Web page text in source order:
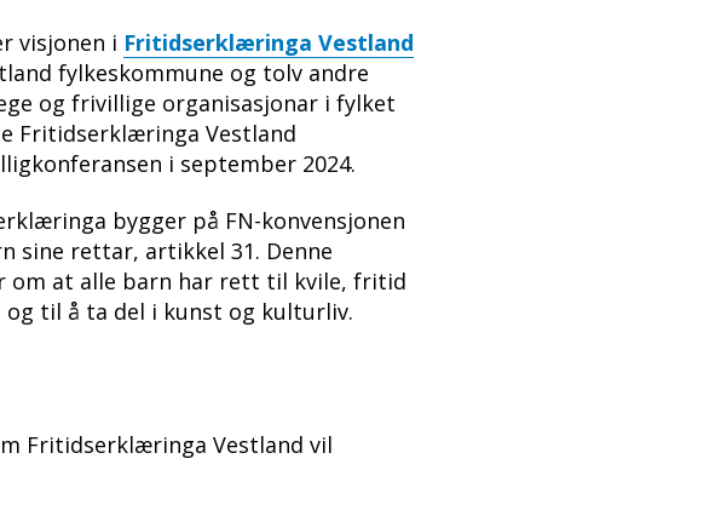
visjonen i Fritidserklæringa Vestland
fylkeskommune og tolv andre
og frivillige organisasjonar i fylket
Fritidserklæringa Vestland
i september 2024.
bygger på FN-konvensjonen
sine rettar, artikkel 31. Denne
om at alle barn har rett til kvile, fritid
og til å ta del i kunst og kulturliv.
Fritidserklæringa Vestland vil